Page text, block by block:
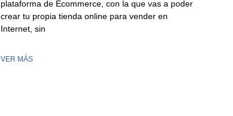
plataforma de Ecommerce, con la que vas a poder
crear tu propia tienda online para vender en
Internet, sin
VER MÁS